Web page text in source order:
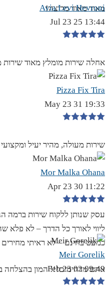
מאוד מאוד מרוצה!
Avia Levi Hevroni
13:44 25 Jul 23
אחלה שירות מומלץ מאוד שירות
Pizza Fix Tira
19:33 31 May 23
שירות מעולה, מהיר יעיל ומקצועי
Mor Malka Ohana
11:22 30 Apr 23
עסק שנותן ללקוח שירות ברמה
ליווי לאורך כל הדרך – לא
כמעט בחינם – לא ראיתי
אתם מדהימים!!! המון
Meir Gorelik
09:49 02 Feb 23